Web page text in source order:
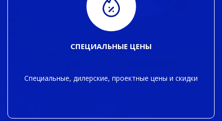
СПЕЦИАЛЬНЫЕ ЦЕНЫ
Специальные, дилерские, проектные цены и скидки